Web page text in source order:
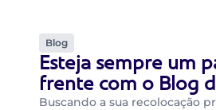
Blog
Esteja sempre um
frente com o Blog
Buscando a sua recolocação